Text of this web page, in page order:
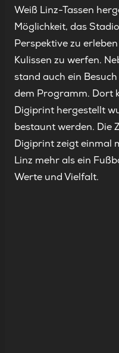
Weiß Linz-Tassen
Möglichkeit, das
Perspektive zu
Kulissen zu werfen.
stand auch ein
dem Programm. Dort
Digiprint hergestellt
bestaunt werden. Die
Digiprint zeigt einmal
Linz mehr als ein
Werte und Vielfalt.